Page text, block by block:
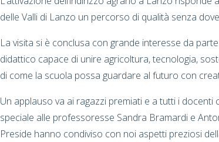
delle Valli di Lanzo un percorso di qualità senza
La visita si è conclusa con grande interesse da
didattico capace di unire agricoltura, tecnologia,
di come la scuola possa guardare al futuro con
Un applauso va ai ragazzi premiati e a tutti i
speciale alle professoresse Sandra Bramardi e
Preside hanno condiviso con noi aspetti preziosi